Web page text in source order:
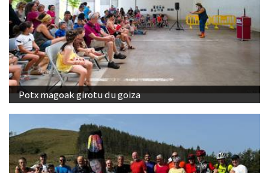
Potx magoak girotu du goiza